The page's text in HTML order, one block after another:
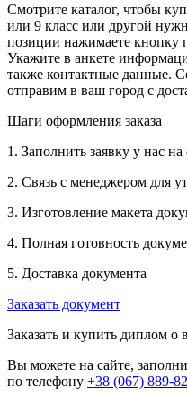
Смотрите каталог, чтобы
или 9 класс или другой
позиции нажимаете кнопку
Укажите в анкете
также контактные данные.
отправим в ваш город с
Шаги оформления заказа
1. Заполнить заявку у нас на
2. Связь с менеджером для
3. Изготовление макета
4. Полная готовность
5. Доставка документа
Заказать документ
Заказать и купить диплом о
Вы можете на сайте,
по телефону +38 (067) 889-